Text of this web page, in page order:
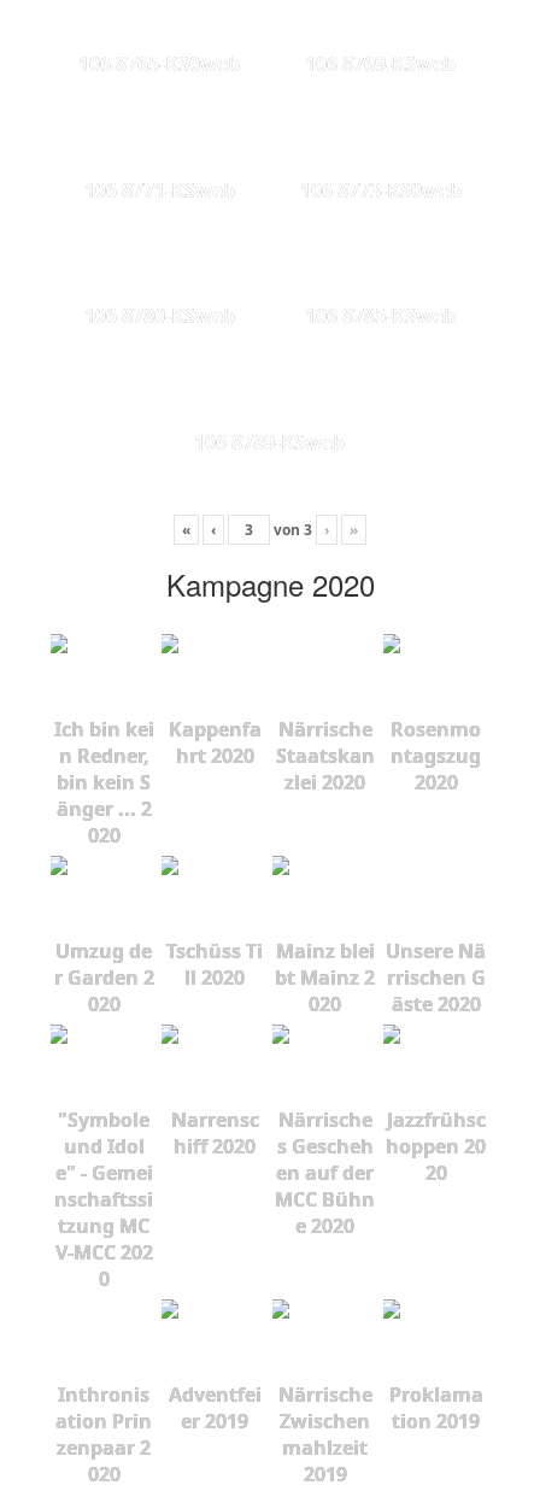
106 8765-KS0web 106 8769-KSweb
106 8771-KSweb 106 8773-KS0web
106 8780-KSweb 106 8785-KSweb
106 8789-KSweb
« ‹ von 3 › »
Kampagne 2020
Ich bin kei
n Redner,
bin kein S
änger ... 2
020
Kappenfa
hrt 2020
Närrische
Staatskan
zlei 2020
Rosenmo
ntagszug
2020
Umzug de
r Garden 2
020
Tschüss Ti
ll 2020
Mainz blei
bt Mainz 2
020
Unsere Nä
rrischen G
äste 2020
"Symbole
und Idol
e" - Gemei
nschaftssi
tzung MC
V-MCC 202
0
Narrensc
hiff 2020
Närrische
s Gescheh
en auf der
MCC Bühn
e 2020
Jazzfrühsc
hoppen 20
20
Inthronis
ation Prin
zenpaar 2
020
Adventfei
er 2019
Närrische
Zwischen
mahlzeit
2019
Proklama
tion 2019